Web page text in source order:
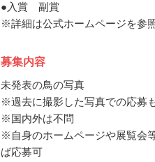
●入賞 副賞
※詳細は公式ホームページを参
募集内容
未発表の鳥の写真
※過去に撮影した写真での応募
※国内外は不問
※自身のホームページや展覧会
ば応募可